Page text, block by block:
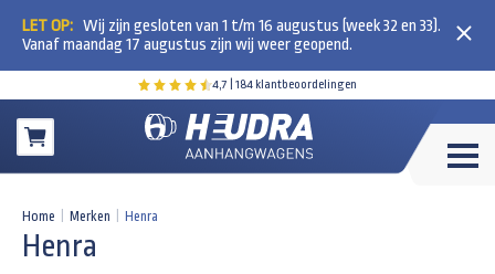
4,7 | 184 klantbeoordelingen
Winkelwagen
LET OP: Wij zijn gesloten van 1 t/m 16 augustus (week 32 en 33).
Vanaf maandag 17 augustus zijn wij weer geopend.
Home Merken Henra
Henra